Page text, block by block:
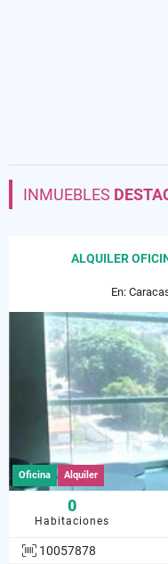
INMUEBLES
ALQUILER
En:
Oficina Alquiler
0
Habitaciones
10057878